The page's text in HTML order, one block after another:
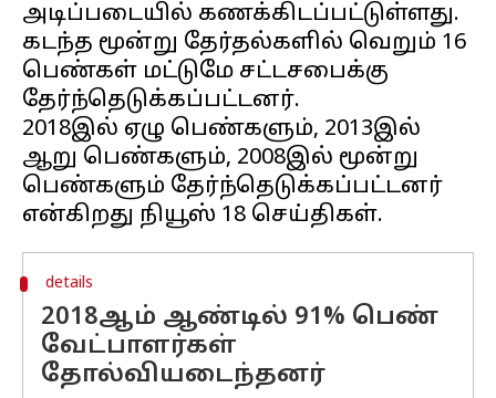
அடிப்படையில் கணக்கிடப்பட்டுள்ளது.
கடந்த மூன்று தேர்தல்களில் வெறும் 16
பெண்கள் மட்டுமே சட்டசபைக்கு
தேர்ந்தெடுக்கப்பட்டனர்.
2018இல் ஏழு பெண்களும், 2013இல்
ஆறு பெண்களும், 2008இல் மூன்று
பெண்களும் தேர்ந்தெடுக்கப்பட்டனர்
details
2018ஆம் ஆண்டில் 91% பெண்
வேட்பாளர்கள்
தோல்வியடைந்தனர்